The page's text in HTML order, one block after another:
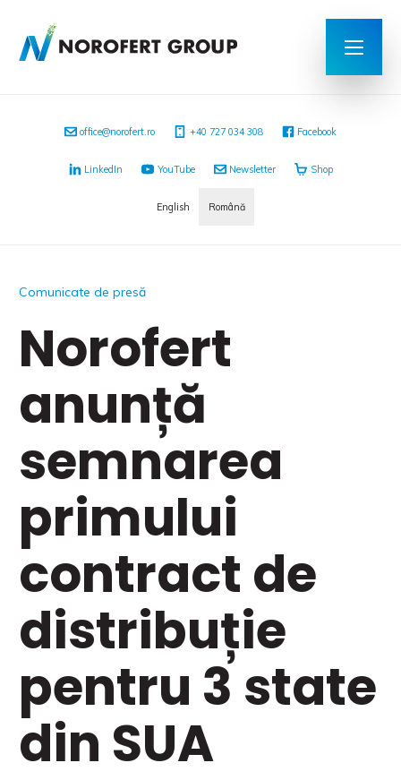
office@norofert.ro ‭+40 727 034 308 Facebook
LinkedIn YouTube Newsletter Shop
English Română
Comunicate de presă
Norofert
anunță
semnarea
primului
contract de
distribuție
pentru 3 state
din SUA